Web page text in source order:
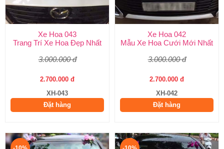
Xe Hoa 043
Trang Trí Xe Hoa Đẹp Nhất
3.000.000 đ
2.700.000 đ
XH-043
Đặt hàng
Xe Hoa 042
Mẫu Xe Hoa Cưới Mới Nhất
3.000.000 đ
2.700.000 đ
XH-042
Đặt hàng